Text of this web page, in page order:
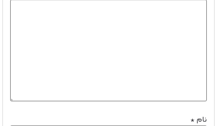
نام *